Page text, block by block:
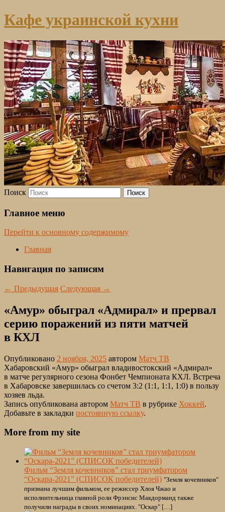
Кафе украинской кухни
Поиск
Главное меню
Перейти к основному содержимому
Главная
Навигация по записям
← Предыдущая Следующая →
«Амур» обыграл «Адмирал» и прервал
серию поражений из пяти матчей
в КХЛ
Опубликовано 2 ноября, 2025 автором Матч ТВ
Хабаровский «Амур» обыграл владивостокский «Адмирал»
в матче регулярного сезона Фонбет Чемпионата КХЛ. Встреча
в Хабаровске завершилась со счетом 3:2 (1:1, 1:1, 1:0) в пользу
хозяев льда.
Запись опубликована автором Матч ТВ в рубрике Хоккей.
Добавьте в закладки постоянную ссылку.
More from my site
Фильм “Земля кочевников” стал триумфатором
“Оскара-2021” (СПИСОК победителей) "Земля кочевников"
признана лучшим фильмом, ее режиссер Хлоя Чжао и
исполнительница главной роли Фрэнсис Макдорманд также
получили награды в своих номинациях. "Оскар" […]